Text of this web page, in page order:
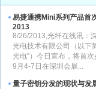
易捷通携Mini系列产品首
2013
8/26/2013,光纤在线讯：
光电技术有限公司（以下
光电”）今日宣布，将首
9月4-7日在深圳会展...
量子密钥分发的现状与发